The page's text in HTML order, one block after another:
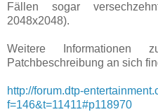
Fällen sogar
2048x2048).
Weitere
Patchbeschreibung an sich
http://forum.dtp-
f=146&t=11411#p118970